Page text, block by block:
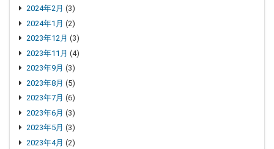
2024年2月 (3)
2024年1月 (2)
2023年12月 (3)
2023年11月 (4)
2023年9月 (3)
2023年8月 (5)
2023年7月 (6)
2023年6月 (3)
2023年5月 (3)
2023年4月 (2)